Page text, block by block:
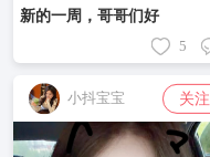
新的一周，哥哥们好
5
小抖宝宝 关注